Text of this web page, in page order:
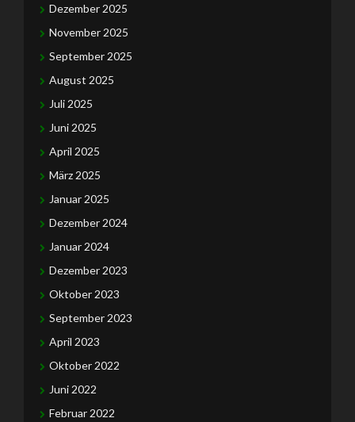
Dezember 2025
November 2025
September 2025
August 2025
Juli 2025
Juni 2025
April 2025
März 2025
Januar 2025
Dezember 2024
Januar 2024
Dezember 2023
Oktober 2023
September 2023
April 2023
Oktober 2022
Juni 2022
Februar 2022